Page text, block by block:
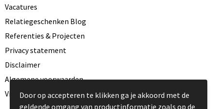
Vacatures
Relatiegeschenken Blog
Referenties & Projecten
Privacy statement
Disclaimer
Algemene voorwaarden
Visit our EU website
Door op accepteren te klikken ga je akkoord met de
geldende omgang van productinformatie zoals op de